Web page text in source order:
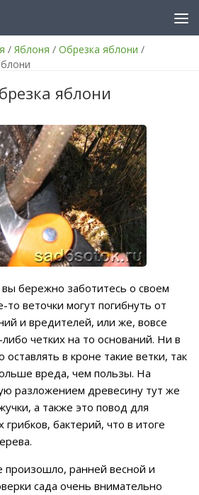
/ Яблоня / Обрезка яблони /
яблони
бережно заботитесь о своем
то веточки могут погибнуть от
и вредителей, или же, вовсе
четких на то оснований. Ни в
в кроне такие ветки, так
вреда, чем пользы. На
разложением древесину тут же
а также это повод для
бактерий, что в итоге
произошло, ранней весной и
сада очень внимательно